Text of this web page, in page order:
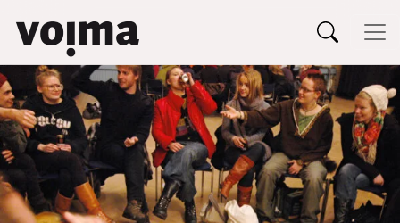
Siirry sisältöön
Päävalikko